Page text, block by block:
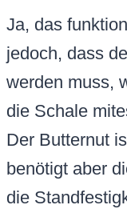
Ja, das
jedoch, dass
werden muss,
die Schale
Der Butternut
benötigt aber
die